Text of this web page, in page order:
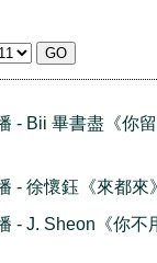
- Bii 畢書盡《你
- 徐懷鈺《來都來
- J. Sheon《你不